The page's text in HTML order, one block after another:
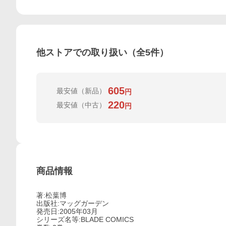
他ストアでの取り扱い（全5件）
最安値 （新品） 605円
最安値 （中古） 220円
商品情報
著:松葉博
出版社:マッグガーデン
発売日:2005年03月
シリーズ名等:BLADE COMICS